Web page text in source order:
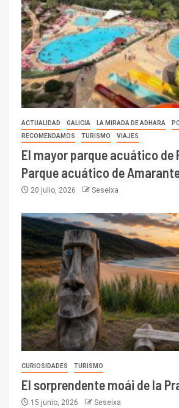
ACTUALIDAD GALICIA LA MIRADA DE ADHARA
RECOMENDAMOS
TURISMO VIAJES
El mayor parque acuático de
Parque acuático de
20 julio, 2026 Seseixa
CURIOSIDADES TURISMO
El sorprendente moái de la
15 junio, 2026 Seseixa